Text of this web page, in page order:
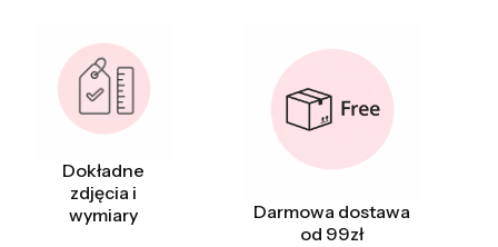
Dokładne
zdjęcia i
wymiary
Darmowa dostawa
od 99zł